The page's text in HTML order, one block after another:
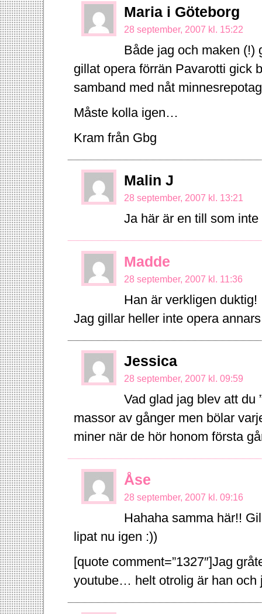
Maria i Göteborg
28 september, 2007 kl. 15:22
Både jag och maken (!)
gillat opera förrän Pavarotti gick
samband med nåt
Måste kolla igen…
Kram från Gbg
Malin J
28 september, 2007 kl. 13:21
Ja här är en till som
Madde
28 september, 2007 kl. 11:36
Han är verkligen duktig!
Jag gillar heller inte opera annars
Jessica
28 september, 2007 kl. 09:59
Vad glad jag blev att du
massor av gånger men bölar
miner när de hör honom första
Åse
28 september, 2007 kl. 09:16
Hahaha samma här!!
lipat nu igen :))
[quote comment=”1327″]Jag
youtube… helt otrolig är han och